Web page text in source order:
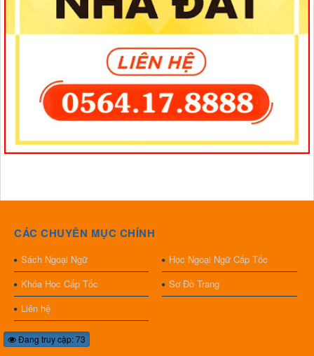
CÁC CHUYÊN MỤC CHÍNH
Sách Ngoại Ngữ
Học Ngoại Ngữ Cấp Tốc
Khóa Học Cấp Tốc
Sơ Đồ Trang
Liên hệ
Đang truy cập: 73